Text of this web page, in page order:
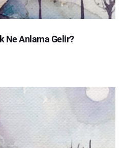
Ne Anlama Gelir?